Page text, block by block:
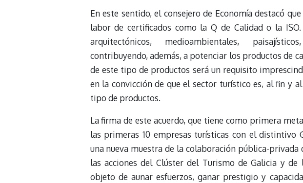
En este sentido, el consejero de Economía destacó
labor de certificados como la Q de Calidad o la
arquitectónicos, medioambientales,
contribuyendo, además, a potenciar los productos de
de este tipo de productos será un requisito
en la convicción de que el sector turístico es, al fin y
tipo de productos.
La firma de este acuerdo, que tiene como primera
las primeras 10 empresas turísticas con el distintivo
una nueva muestra de la colaboración pública-
las acciones del Clúster del Turismo de Galicia y
objeto de aunar esfuerzos, ganar prestigio y